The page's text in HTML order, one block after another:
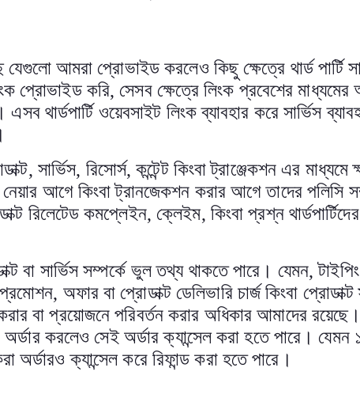
যেগুলো আমরা প্রোভাইড করলেও কিছু ক্ষেত্রে থার্ড পার্টি
প্রোভাইড করি, সেসব ক্ষেত্রে লিংক প্রবেশের মাধ্যমের
থার্ডপার্টি ওয়েবসাইট লিংক ব্যাবহার করে সার্ভিস
।
, সার্ভিস, রিসোর্স,কন্টেন্ট কিংবা ট্রাঞ্জেকশন এর
নেয়ার আগে কিংবা ট্রানজেকশন করার আগে তাদের পলিসি
রিলেটেড কমপ্লেইন, ক্লেইম, কিংবা প্রশ্ন
বা সার্ভিস সম্পর্কে ভুল তথ্য থাকতে পারে। যেমন,
প্রমোশন, অফার বা প্রোডাক্ট ডেলিভারি চার্জ কিংবা
বা প্রয়োজনে পরিবর্তন করার অধিকার আমাদের
করলেও সেই অর্ডার ক্যান্সেল করা হতে পারে। যেমন
অর্ডারও ক্যান্সেল করে রিফান্ড করা হতে পারে ।